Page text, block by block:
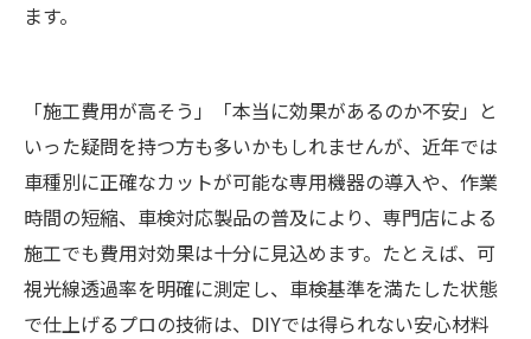
ます。
「施工費用が高そう」「本当に効果があるのか不安」と
いった疑問を持つ方も多いかもしれませんが、近年では
車種別に正確なカットが可能な専用機器の導入や、作業
時間の短縮、車検対応製品の普及により、専門店による
施工でも費用対効果は十分に見込めます。たとえば、可
視光線透過率を明確に測定し、車検基準を満たした状態
で仕上げるプロの技術は、DIYでは得られない安心材料